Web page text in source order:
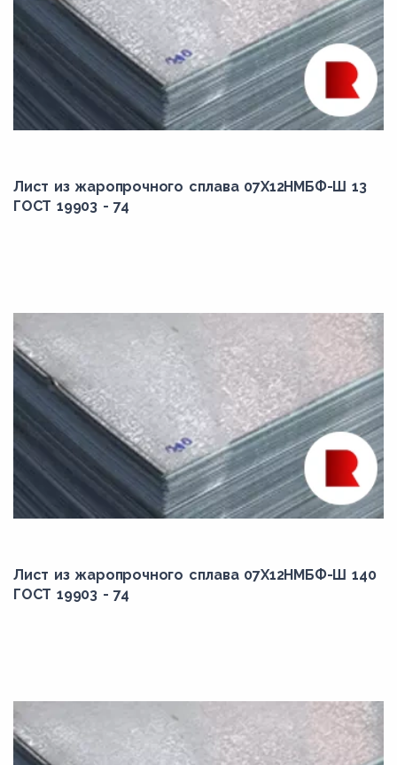
Лист из жаропрочного сплава 07Х12НМБФ-Ш 13
ГОСТ 19903 - 74
Лист из жаропрочного сплава 07Х12НМБФ-Ш 140
ГОСТ 19903 - 74